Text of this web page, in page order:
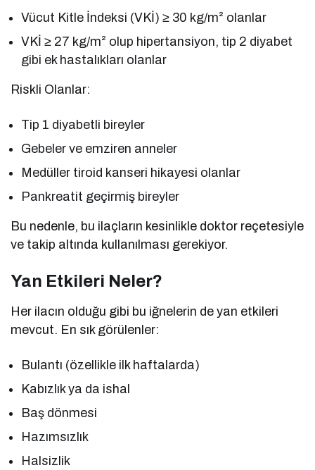
Vücut Kitle İndeksi (VKİ) ≥ 30 kg/m² olanlar
VKİ ≥ 27 kg/m² olup hipertansiyon, tip 2 diyabet
gibi ek hastalıkları olanlar
Riskli Olanlar:
Tip 1 diyabetli bireyler
Gebeler ve emziren anneler
Medüller tiroid kanseri hikayesi olanlar
Pankreatit geçirmiş bireyler
Bu nedenle, bu ilaçların kesinlikle doktor reçetesiyle
ve takip altında kullanılması gerekiyor.
Yan Etkileri Neler?
Her ilacın olduğu gibi bu iğnelerin de yan etkileri
mevcut. En sık görülenler:
Bulantı (özellikle ilk haftalarda)
Kabızlık ya da ishal
Baş dönmesi
Hazımsızlık
Halsizlik